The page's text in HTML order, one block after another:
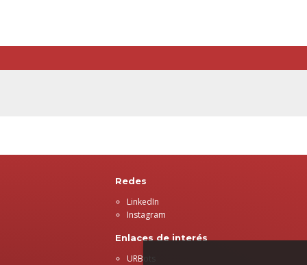
Redes
LinkedIn
Instagram
Enlaces de interés
URBots